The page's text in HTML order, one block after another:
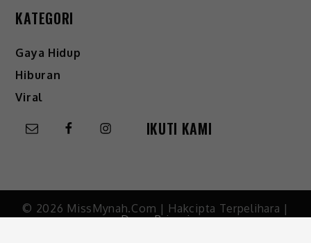
KATEGORI
Gaya Hidup
Hiburan
Viral
IKUTI KAMI
© 2026 MissMynah.Com | Hakcipta Terpelihara |
Dasar Privasi